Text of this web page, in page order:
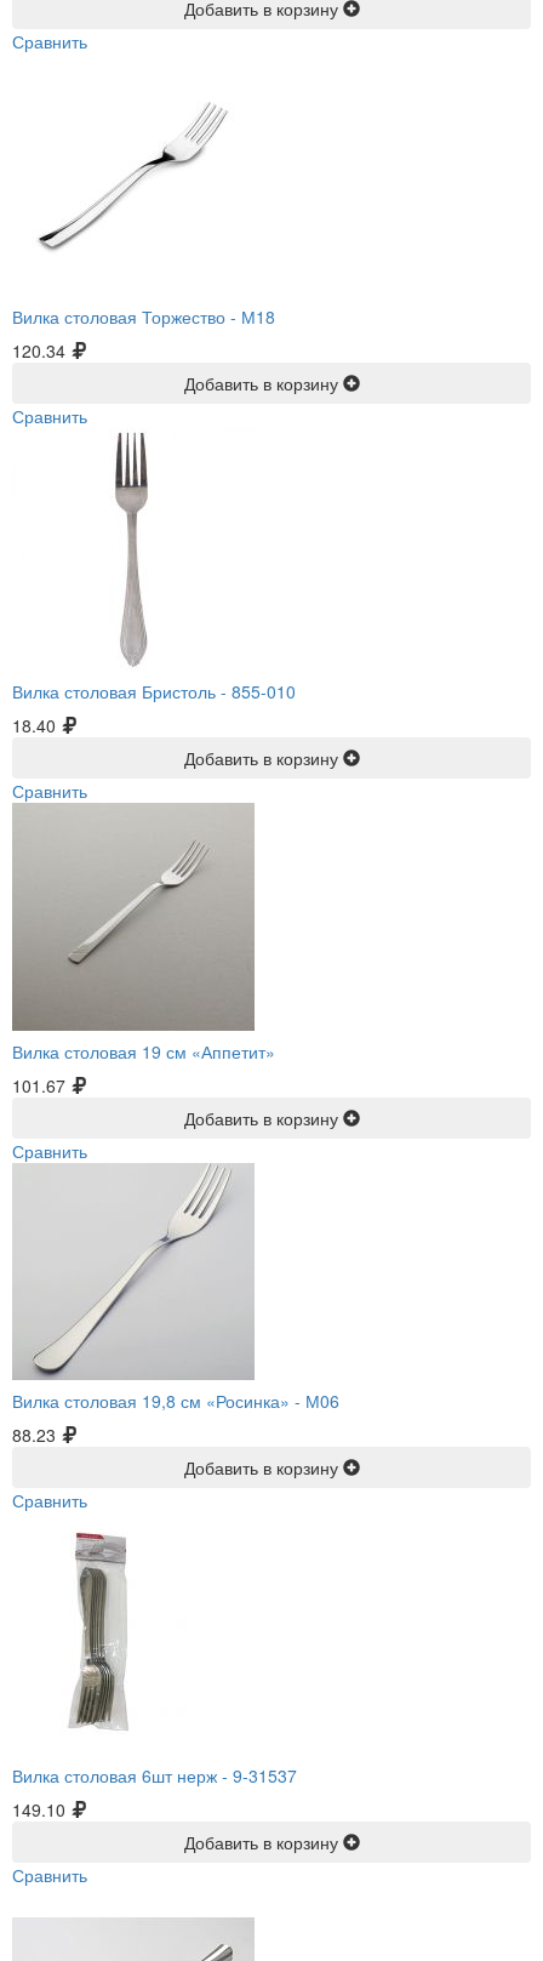
Добавить в корзину
Сравнить
Вилка столовая Торжество - М18
120.34
Добавить в корзину
Сравнить
Вилка столовая Бристоль - 855-010
18.40
Добавить в корзину
Сравнить
Вилка столовая 19 см «Аппетит»
101.67
Добавить в корзину
Сравнить
Вилка столовая 19,8 см «Росинка» - М06
88.23
Добавить в корзину
Сравнить
Вилка столовая 6шт нерж - 9-31537
149.10
Добавить в корзину
Сравнить